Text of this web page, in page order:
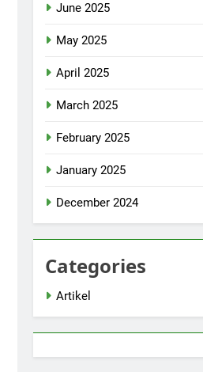
June 2025
May 2025
April 2025
March 2025
February 2025
January 2025
December 2024
Categories
Artikel